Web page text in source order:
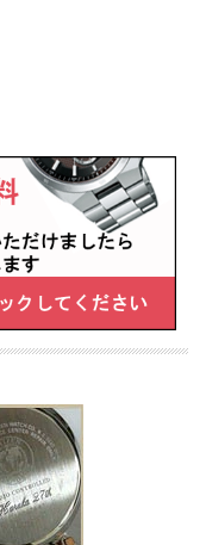
送予定（在庫切れの場合もあ